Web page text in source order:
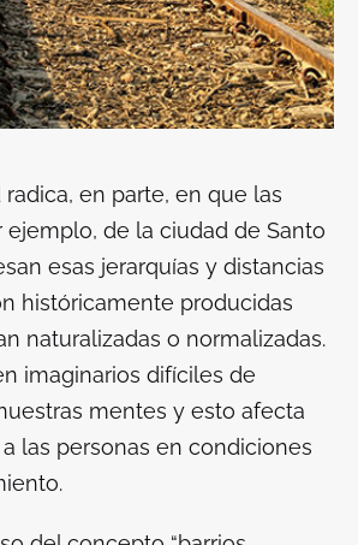
en parte, en que las
ejemplo, de la ciudad de Santo
esas jerarquías y distancias
históricamente producidas
naturalizadas o normalizadas.
imaginarios difíciles de
mentes y esto afecta
las personas en condiciones